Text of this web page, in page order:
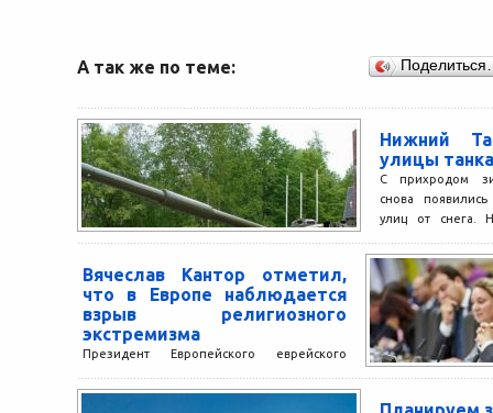
А так же по теме:
Нижний
улицы
C прихродом
снова
улиц от снега.
Вячеслав Кантор отметил,
что в Европе наблюдается
взрыв религиозного
экстремизма
Президент Европейского еврейского
первом Ежегодном коллоквиуме по